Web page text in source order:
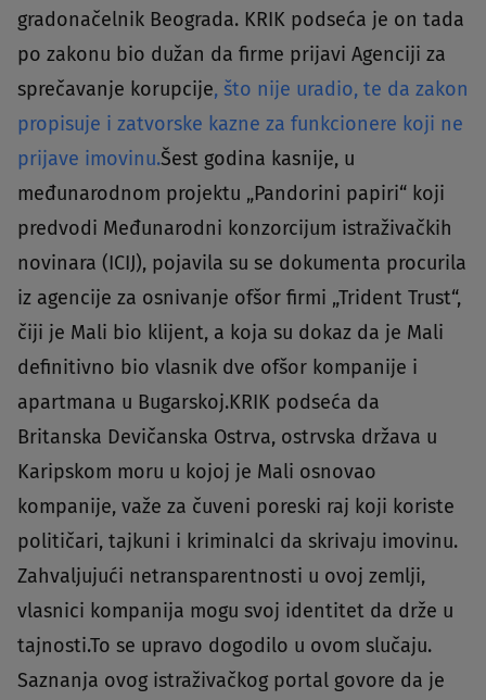
gradonačelnik Beograda. KRIK podseća je on tada
po zakonu bio dužan da firme prijavi Agenciji za
sprečavanje korupcije, što nije uradio, te da zakon
propisuje i zatvorske kazne za funkcionere koji ne
prijave imovinu.Šest godina kasnije, u
međunarodnom projektu „Pandorini papiri“ koji
predvodi Međunarodni konzorcijum istraživačkih
novinara (ICIJ), pojavila su se dokumenta procurila
iz agencije za osnivanje ofšor firmi „Trident Trust“,
čiji je Mali bio klijent, a koja su dokaz da je Mali
definitivno bio vlasnik dve ofšor kompanije i
apartmana u Bugarskoj.KRIK podseća da
Britanska Devičanska Ostrva, ostrvska država u
Karipskom moru u kojoj je Mali osnovao
kompanije, važe za čuveni poreski raj koji koriste
političari, tajkuni i kriminalci da skrivaju imovinu.
Zahvaljujući netransparentnosti u ovoj zemlji,
vlasnici kompanija mogu svoj identitet da drže u
tajnosti.To se upravo dogodilo u ovom slučaju.
Saznanja ovog istraživačkog portal govore da je